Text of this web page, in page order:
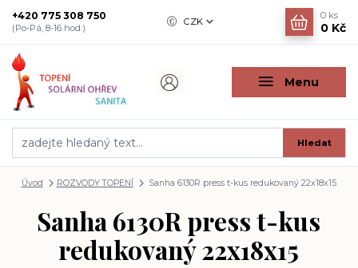
Menu
CZK
Hledat
+420 775 308 750
(Po-Pá, 8-16 hod.)
0 ks
0 Kč
Úvod ROZVODY TOPENÍ Sanha 6130R press t-kus redukovaný 22x18x15
Sanha 6130R press t-kus
redukovaný 22x18x15